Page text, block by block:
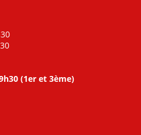
(1er et 3ème)